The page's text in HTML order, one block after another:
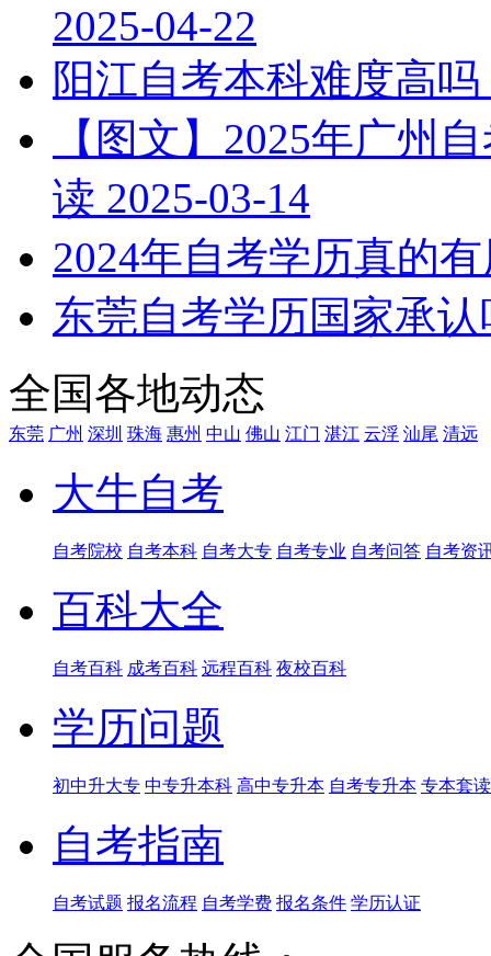
2025-04-22
阳江自考本科难度高
【图文】2025年广州
读 2025-03-14
2024年自考学历真的
东莞自考学历国家承
全国各地动态
东莞 广州 深圳 珠海 惠州 中山 佛山 江门 湛江 云浮 汕尾 清远
大牛自考
自考院校 自考本科 自考大专 自考专业 自考问答 自考资
百科大全
自考百科 成考百科 远程百科 夜校百科
学历问题
初中升大专 中专升本科 高中专升本 自考专升本 专本套读
自考指南
自考试题 报名流程 自考学费 报名条件 学历认证